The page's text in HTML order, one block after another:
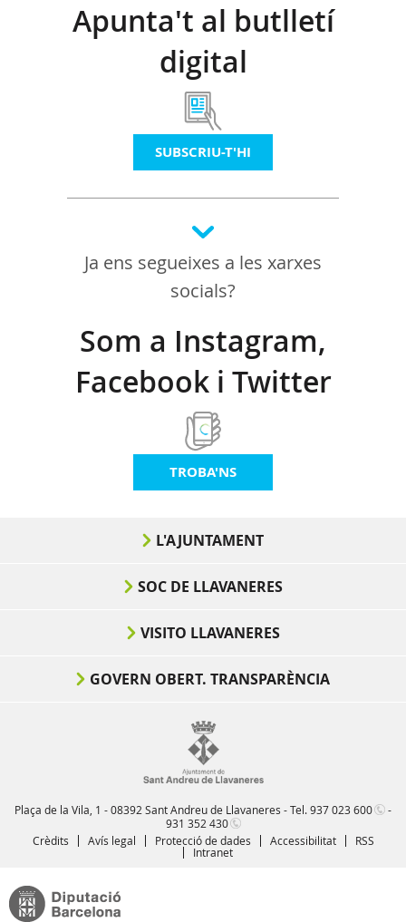
Apunta't al butlletí
digital
SUBSCRIU-T'HI
Ja ens segueixes a les xarxes
socials?
Som a Instagram,
Facebook i Twitter
TROBA'NS
L'AJUNTAMENT
SOC DE LLAVANERES
VISITO LLAVANERES
GOVERN OBERT. TRANSPARÈNCIA
Plaça de la Vila, 1 - 08392 Sant Andreu de Llavaneres - Tel.937 023 600
-
931 352 430
Crèdits
Avís legal Protecció de dades Accessibilitat
RSS
Intranet